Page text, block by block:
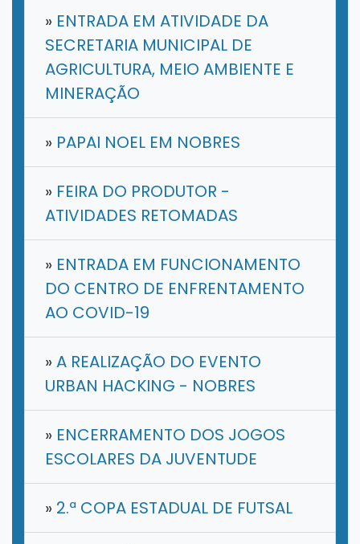
» ENTRADA EM ATIVIDADE DA
SECRETARIA MUNICIPAL DE
AGRICULTURA, MEIO AMBIENTE E
MINERAÇÃO
» PAPAI NOEL EM NOBRES
» FEIRA DO PRODUTOR -
ATIVIDADES RETOMADAS
» ENTRADA EM FUNCIONAMENTO
DO CENTRO DE ENFRENTAMENTO
AO COVID-19
»A REALIZAÇÃO DO EVENTO
URBAN HACKING - NOBRES
» ENCERRAMENTO DOS JOGOS
ESCOLARES DA JUVENTUDE
» 2.ª COPA ESTADUAL DE FUTSAL